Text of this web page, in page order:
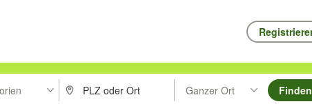
oder Vorschläge mit den Pfeiltasten nach oben/unten
PLZ oder Ort eingeben. Eingabetaste drücken um zu
Ganzer Ort
Suche im Umkreis des Finden